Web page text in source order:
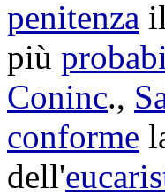
penitenza
più
Coninc.,
conforme
dell'